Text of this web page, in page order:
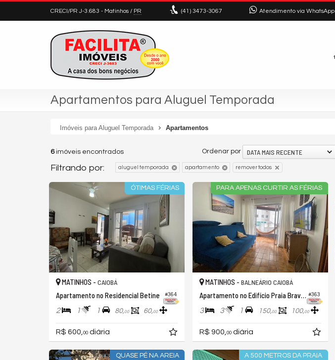
CRECI/PR J-3.683 - Matinhos / PR (41) 3473-3067 Atendimento via WhatsApp
Apartamentos para Aluguel Temporada
Imóveis para Aluguel Temporada Apartamentos
6imóveis encontrados Ordenar por DATA MAIS RECENTE
Filtrando por: aluguel temporada apartamento remover todos
ÓTIMAS FÉRIAS
#364
MATINHOS - CAIOBÁ
Apartamento no Residencial Betine
2 1 1 80,00 60,00
R$ 600, 00 diária
PARA APENAS CURTIR AS FÉRIAS
#363
MATINHOS - BALNEÁRIO CAIOBÁ
Apartamento no Edifício Praia Brava II
3 3 1 150,00 100,00
R$ 900, 00diária
QUASE PÉ NA AREIA A 500 METROS DA PRAIA